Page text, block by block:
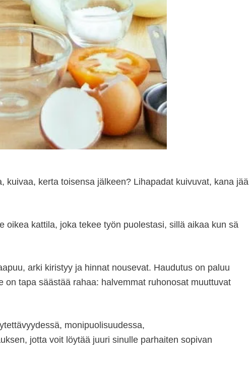
kuivaa, kerta toisensa jälkeen? Lihapadat kuivuvat, kana jää
oikea kattila, joka tekee työn puolestasi, sillä aikaa kun sä
arki kiristyy ja hinnat nousevat. Haudutus on paluu
tapa säästää rahaa: halvemmat ruhonosat muuttuvat
monipuolisuudessa,
jotta voit löytää juuri sinulle parhaiten sopivan